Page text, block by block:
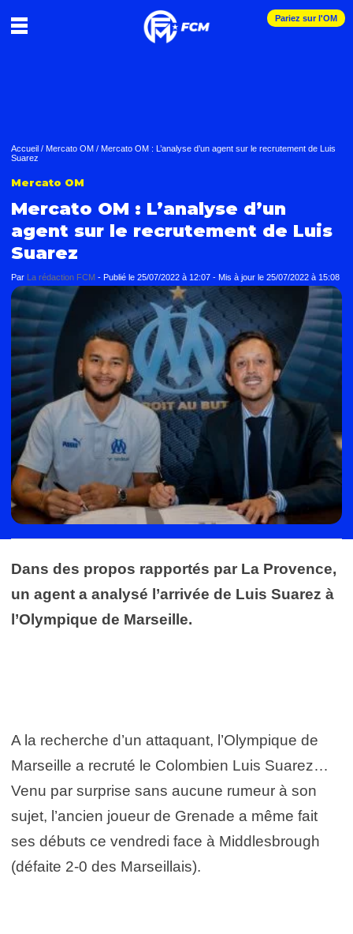
Pariez sur l'OM
Accueil / Mercato OM / Mercato OM : L’analyse d’un agent sur le recrutement de Luis
Suarez
Mercato OM
Mercato OM : L’analyse d’un
agent sur le recrutement de Luis
Suarez
Par La rédaction FCM - Publié le 25/07/2022 à 12:07 - Mis à jour le 25/07/2022 à 15:08
Dans des propos rapportés par La Provence,
un agent a analysé l’arrivée de Luis Suarez à
l’Olympique de Marseille.
A la recherche d’un attaquant, l’Olympique de
Marseille a recruté le Colombien Luis Suarez…
Venu par surprise sans aucune rumeur à son
sujet, l’ancien joueur de Grenade a même fait
ses débuts ce vendredi face à Middlesbrough
(défaite 2-0 des Marseillais).